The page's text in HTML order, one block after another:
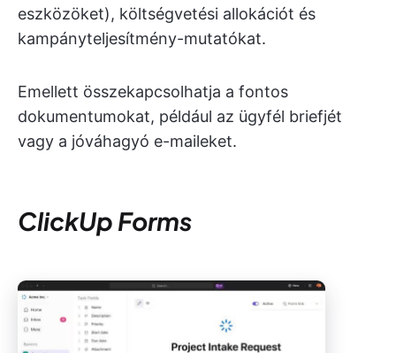
eszközöket), költségvetési allokációt és
kampányteljesítmény-mutatókat.
Emellett összekapcsolhatja a fontos
dokumentumokat, például az ügyfél briefjét
vagy a jóváhagyó e-maileket.
ClickUp Forms